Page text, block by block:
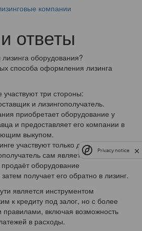
компании
ответы
оборудования?
способа оформления лизинга
три стороны:
и лизингополучатель.
приобретает оборудование у
и предоставляет его компании в
выкупом.
участвуют только две стороны,
сам является
оборудование
получает его обратно в лизинг.
является инструментом
к кредиту под залог, но с более
включая возможность
в расходы.
Privacy notice